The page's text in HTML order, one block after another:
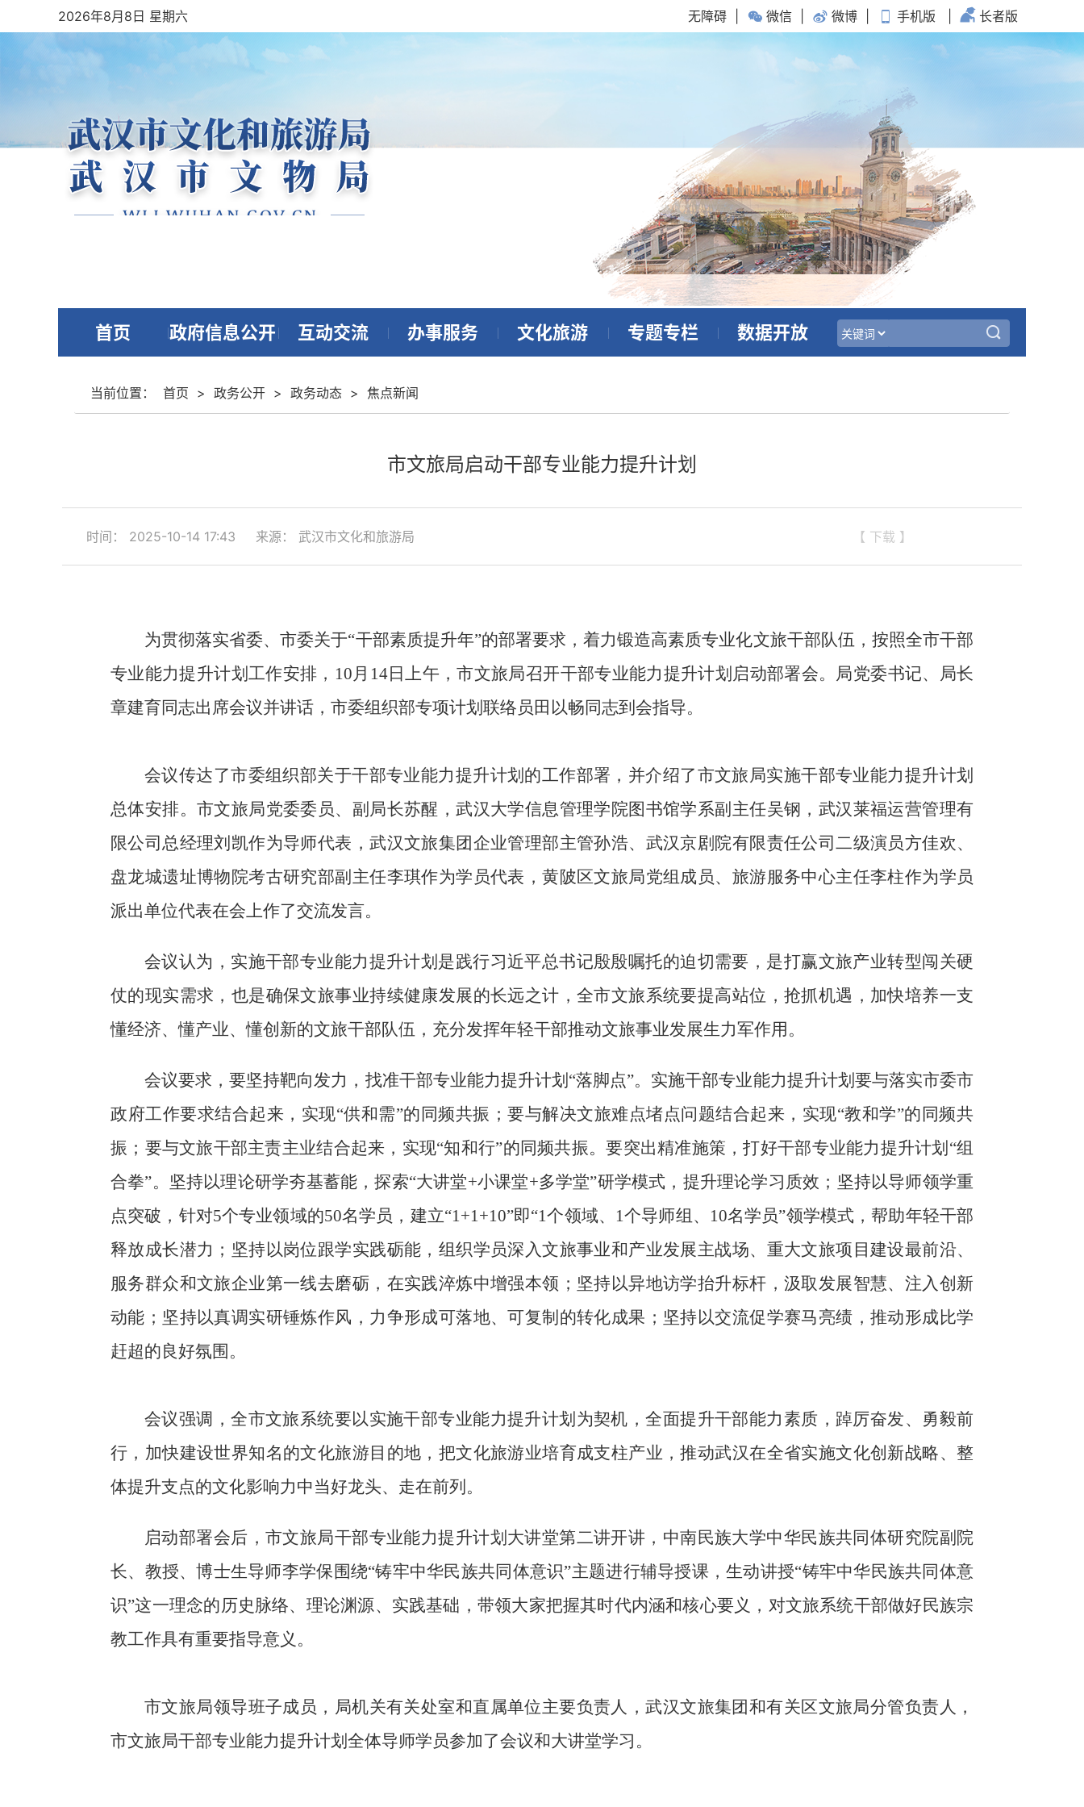
2026年8月8日 星期六 无障碍 微信 微博 手机版 长者版
首页 政府信息公开 互动交流 办事服务 文化旅游 专题专栏 数据开放
当前位置： 首页 > 政务公开 > 政务动态 > 焦点新闻
市文旅局启动干部专业能力提升计划
【 下载 】
时间： 2025-10-14 17:43 来源： 武汉市文化和旅游局
为贯彻落实省委、市委关于“干部素质提升年”的部署要求，着力锻造高素质专业化文旅干部队伍，按照全市干部
专业能力提升计划工作安排，10月14日上午，市文旅局召开干部专业能力提升计划启动部署会。局党委书记、局长
章建育同志出席会议并讲话，市委组织部专项计划联络员田以畅同志到会指导。
会议传达了市委组织部关于干部专业能力提升计划的工作部署，并介绍了市文旅局实施干部专业能力提升计划
总体安排。市文旅局党委委员、副局长苏醒，武汉大学信息管理学院图书馆学系副主任吴钢，武汉莱福运营管理有
限公司总经理刘凯作为导师代表，武汉文旅集团企业管理部主管孙浩、武汉京剧院有限责任公司二级演员方佳欢、
盘龙城遗址博物院考古研究部副主任李琪作为学员代表，黄陂区文旅局党组成员、旅游服务中心主任李柱作为学员
派出单位代表在会上作了交流发言。
会议认为，实施干部专业能力提升计划是践行习近平总书记殷殷嘱托的迫切需要，是打赢文旅产业转型闯关硬
仗的现实需求，也是确保文旅事业持续健康发展的长远之计，全市文旅系统要提高站位，抢抓机遇，加快培养一支
懂经济、懂产业、懂创新的文旅干部队伍，充分发挥年轻干部推动文旅事业发展生力军作用。
会议要求，要坚持靶向发力，找准干部专业能力提升计划“落脚点”。实施干部专业能力提升计划要与落实市委市
政府工作要求结合起来，实现“供和需”的同频共振；要与解决文旅难点堵点问题结合起来，实现“教和学”的同频共
振；要与文旅干部主责主业结合起来，实现“知和行”的同频共振。要突出精准施策，打好干部专业能力提升计划“组
合拳”。坚持以理论研学夯基蓄能，探索“大讲堂+小课堂+多学堂”研学模式，提升理论学习质效；坚持以导师领学重
点突破，针对5个专业领域的50名学员，建立“1+1+10”即“1个领域、1个导师组、10名学员”领学模式，帮助年轻干部
释放成长潜力；坚持以岗位跟学实践砺能，组织学员深入文旅事业和产业发展主战场、重大文旅项目建设最前沿、
服务群众和文旅企业第一线去磨砺，在实践淬炼中增强本领；坚持以异地访学抬升标杆，汲取发展智慧、注入创新
动能；坚持以真调实研锤炼作风，力争形成可落地、可复制的转化成果；坚持以交流促学赛马亮绩，推动形成比学
赶超的良好氛围。
会议强调，全市文旅系统要以实施干部专业能力提升计划为契机，全面提升干部能力素质，踔厉奋发、勇毅前
行，加快建设世界知名的文化旅游目的地，把文化旅游业培育成支柱产业，推动武汉在全省实施文化创新战略、整
体提升支点的文化影响力中当好龙头、走在前列。
启动部署会后，市文旅局干部专业能力提升计划大讲堂第二讲开讲，中南民族大学中华民族共同体研究院副院
长、教授、博士生导师李学保围绕“铸牢中华民族共同体意识”主题进行辅导授课，生动讲授“铸牢中华民族共同体意
识”这一理念的历史脉络、理论渊源、实践基础，带领大家把握其时代内涵和核心要义，对文旅系统干部做好民族宗
教工作具有重要指导意义。
市文旅局领导班子成员，局机关有关处室和直属单位主要负责人，武汉文旅集团和有关区文旅局分管负责人，
市文旅局干部专业能力提升计划全体导师学员参加了会议和大讲堂学习。